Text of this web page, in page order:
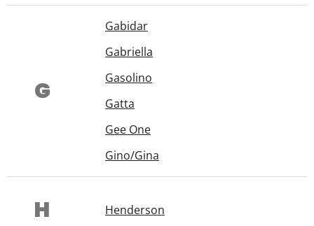
G
Gabidar
Gabriella
Gasolino
Gatta
Gee One
Gino/Gina
H Henderson